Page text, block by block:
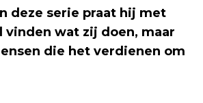
deze serie praat hij met
vinden wat zij doen, maar
die het verdienen om